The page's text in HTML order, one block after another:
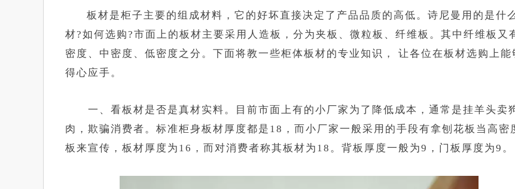
板材是柜子主要的组成材料，它的好坏直接决定了产品品质的高低。诗尼曼用的是什
材?如何选购?市面上的板材主要采用人造板，分为夹板、微粒板、纤维板。其中纤维板又
密度、中密度、低密度之分。下面将教一些柜体板材的专业知识， 让各位在板材选购上能
得心应手。
一、看板材是否是真材实料。目前市面上有的小厂家为了降低成本，通常是挂羊头卖
肉，欺骗消费者。标准柜身板材厚度都是18，而小厂家一般采用的手段有拿刨花板当高密
板来宣传，板材厚度为16，而对消费者称其板材为18。背板厚度一般为9，门板厚度为9。